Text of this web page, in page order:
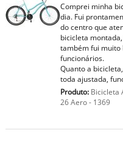
Comprei minha
dia. Fui
do centro que
bicicleta
também fui muito
funcionários.
Quanto a
toda ajustada,
Produto:Bicicleta
26 Aero - 1369